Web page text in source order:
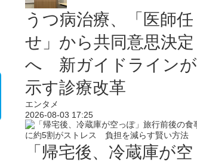
うつ病治療、「医師任
せ」から共同意思決定
へ 新ガイドラインが
示す診療改革
エンタメ
2026-08-03 17:25
「帰宅後、冷蔵庫が空